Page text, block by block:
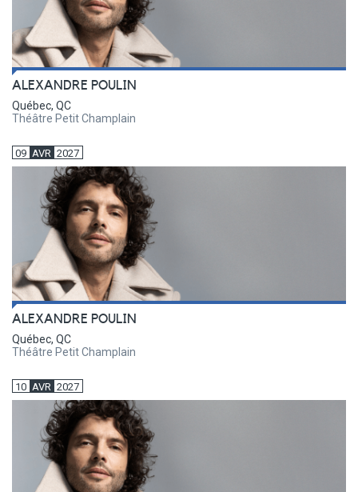
ALEXANDRE POULIN
Québec, QC
Théâtre Petit Champlain
09 AVR 2027
ALEXANDRE POULIN
Québec, QC
Théâtre Petit Champlain
10 AVR 2027